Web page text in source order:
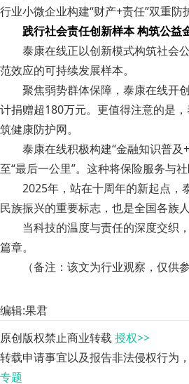
行业小微企业构建“财产+责任”双重防
践行社会责任创新样本 构筑公益
泰康在线正以创新模式构筑社会
范效应的可持续发展样本。
聚焦弱势群体保障，泰康在线开
计捐赠超180万元。更值得注意的是
筑健康防护网。
泰康在线积极构建“金融知识普
至“最后一公里”。这种将保险服务与
2025年，站在十周年的新起点，
民族振兴的重要标志，也是全国各族
当科技的温度与责任的深度交织
篇章。
（备注：该文为行业观察，仅供参
编辑:果君
原创版权禁止商业转载 授权>>
转载申请事宜以及报告非法侵权行为
专题